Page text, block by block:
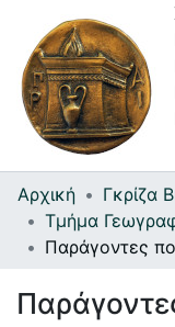
Συλλογές
Πλοήγηση στην
Στατιστικά
Αρχική
Τμήμα